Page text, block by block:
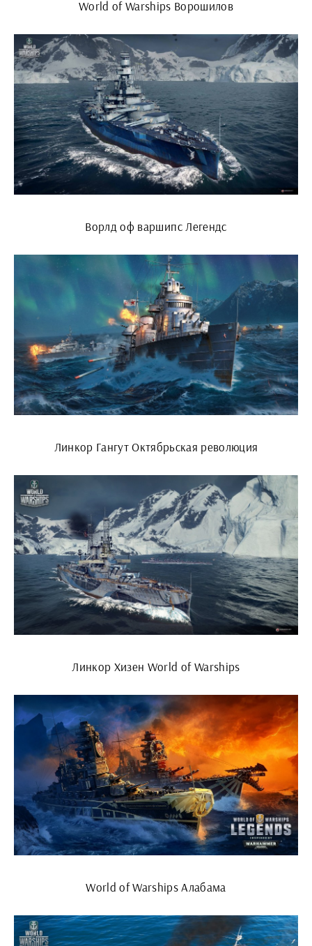
World of Warships Ворошилов
Ворлд оф варшипс Легендс
Линкор Гангут Октябрьская революция
Линкор Хизен World of Warships
World of Warships Алабама